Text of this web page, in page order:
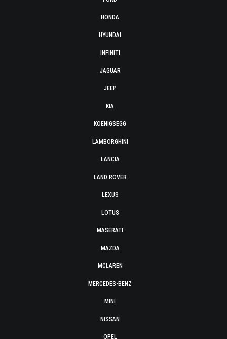
HONDA
HYUNDAI
INFINITI
JAGUAR
JEEP
KIA
KOENIGSEGG
LAMBORGHINI
LANCIA
LAND ROVER
LEXUS
LOTUS
MASERATI
MAZDA
MCLAREN
MERCEDES-BENZ
MINI
NISSAN
OPEL